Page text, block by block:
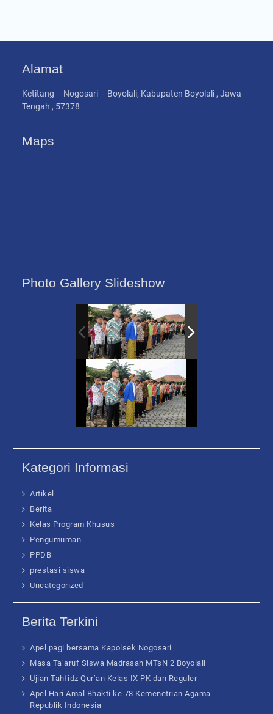
Alamat
Ketitang – Nogosari – Boyolali, Kabupaten Boyolali , Jawa
Tengah , 57378
Maps
Photo Gallery Slideshow
Kategori Informasi
Artikel
Berita
Kelas Program Khusus
Pengumuman
PPDB
prestasi siswa
Uncategorized
Berita Terkini
Apel pagi bersama Kapolsek Nogosari
Masa Ta’aruf Siswa Madrasah MTsN 2 Boyolali
Ujian Tahfidz Qur’an Kelas IX PK dan Reguler
Apel Hari Amal Bhakti ke 78 Kemenetrian Agama
Republik Indonesia